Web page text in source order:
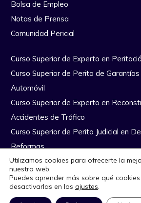
Bolsa de Empleo
Notas de Prensa
Comunidad Pericial
Curso Superior de Experto en
Curso Superior de Perito de
Automóvil
Curso Superior de Experto en
Accidentes de Tráfico
Curso Superior de Perito Judicial en
Reformas
Copyright Escuela Nacional de Peritos
reservados|Diseño Web por
Aviso Legal
Utilizamos cookies para ofrecerte la
nuestra web.
Puedes aprender más sobre qué
desactivarlas en los ajustes.